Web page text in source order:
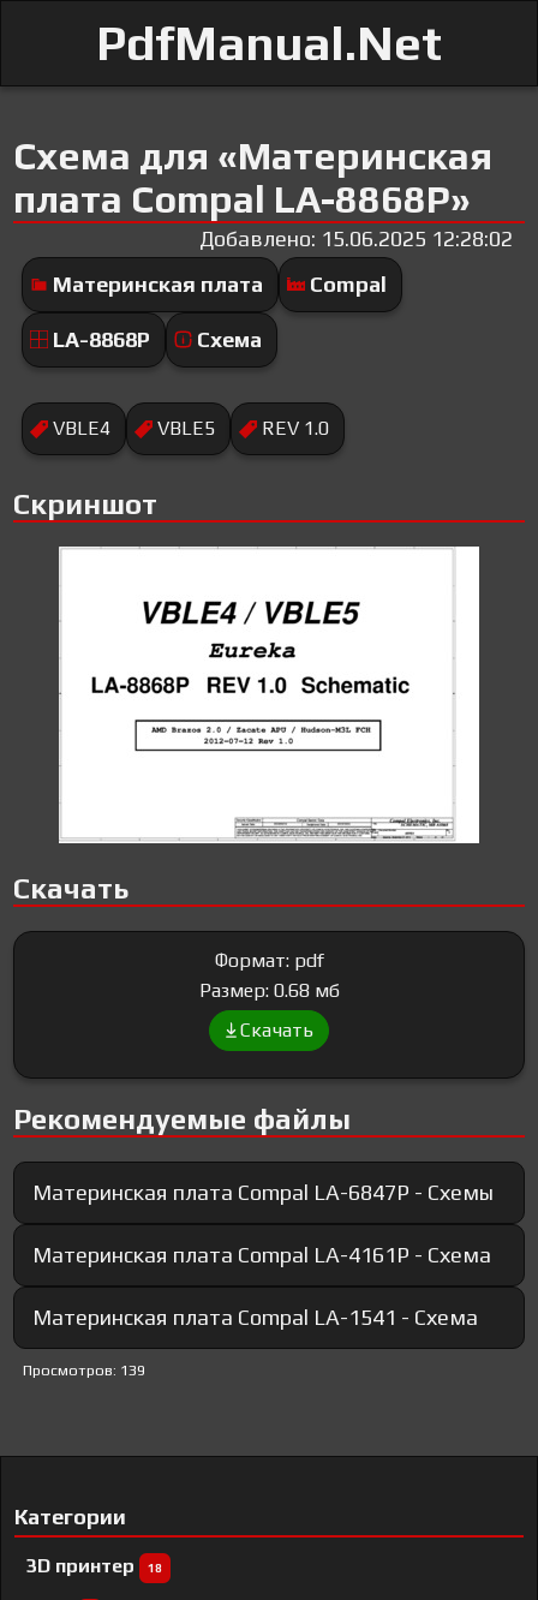
PdfManual.Net
Схема для «Материнская
плата Compal LA-8868P»
Добавлено: 15.06.2025 12:28:02
Материнская плата
Compal
LA-8868P Схема
VBLE4 VBLE5 REV 1.0
Скриншот
Скачать
Формат: pdf
Размер: 0.68 мб
Скачать
Рекомендуемые файлы
Материнская плата Compal LA-6847P - Схемы
Материнская плата Compal LA-4161P - Схема
Материнская плата Compal LA-1541 - Схема
Просмотров: 139
Категории
3D принтер 18